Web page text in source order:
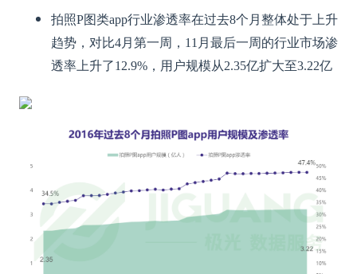
拍照P图类app行业渗透率在过去8个月整体处于上升
趋势，对比4月第一周，11月最后一周的行业市场渗
透率上升了12.9%，用户规模从2.35亿扩大至3.22亿